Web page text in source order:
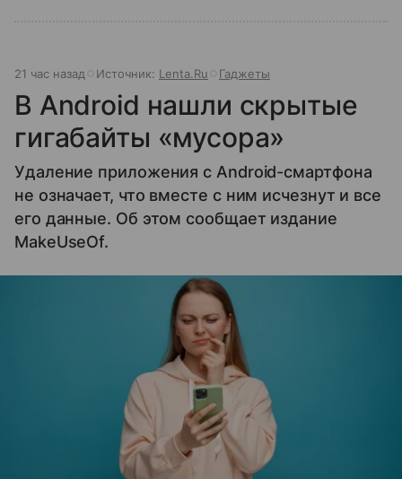
21 час назад Источник: Lenta.Ru Гаджеты
В Android нашли скрытые
гигабайты «мусора»
Удаление приложения с Android-смартфона
не означает, что вместе с ним исчезнут и все
его данные. Об этом сообщает издание
MakeUseOf.